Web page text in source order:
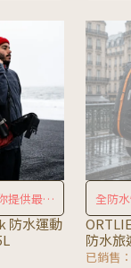
提供最大
防水運動
全防
防水旅
已銷售